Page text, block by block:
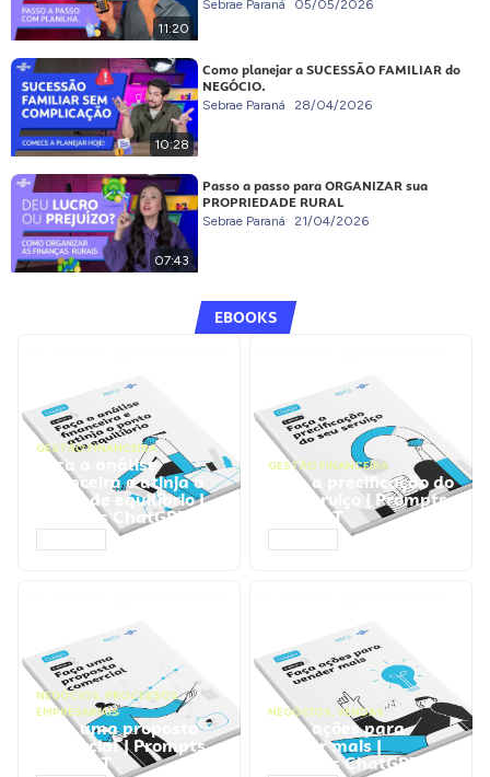
11:20
Sebrae Paraná 05/05/2026
10:28
Como planejar a SUCESSÃO FAMILIAR do
NEGÓCIO.
Sebrae Paraná 28/04/2026
07:43
Passo a passo para ORGANIZAR sua
PROPRIEDADE RURAL
Sebrae Paraná 21/04/2026
EBOOKS
GESTÃO FINANCEIRA
Faça a análise
financeira e atinja o
ponto de equilíbrio |
Prompts ChatGPT
GESTÃO FINANCEIRA
Faça a precificação do
seu serviço | Prompts
ChatGPT
NEGÓCIOS, PROCESSOS
EMPRESARIAIS
Faça uma proposta
comercial | Prompts
ChatGPT
NEGÓCIOS, VENDAS
Faça ações para
vender mais |
Prompts ChatGPT